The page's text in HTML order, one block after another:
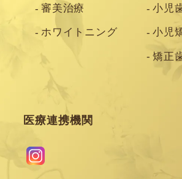
審美治療
ホワイトニング
小児
小児
矯正
医療連携機関